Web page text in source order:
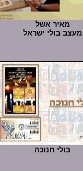
מאיר אשל
מעצב בולי ישראל
בולי חנוכה